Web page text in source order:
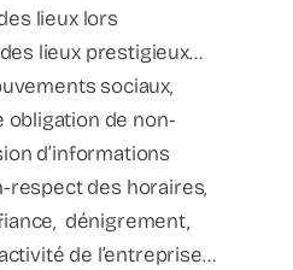
lieux lors
lieux prestigieux…
sociaux,
obligation de non-
d’informations
respect des horaires,
dénigrement,
de l’entreprise…